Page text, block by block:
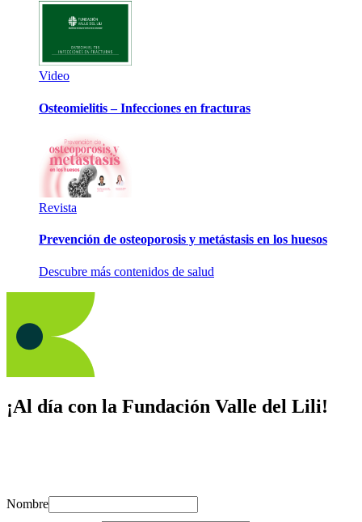
Video
Osteomielitis – Infecciones en fracturas
Revista
Prevención de osteoporosis y metástasis en los huesos
Descubre más contenidos de salud
¡Al día con la Fundación Valle del Lili!
Nombre